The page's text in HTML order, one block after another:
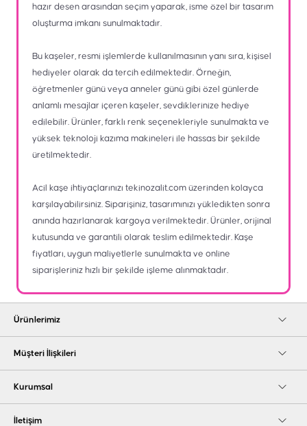
hazır desen arasından seçim yaparak, isme özel bir tasarım
oluşturma imkanı sunulmaktadır.
Bu kaşeler, resmi işlemlerde kullanılmasının yanı sıra, kişisel
hediyeler olarak da tercih edilmektedir. Örneğin,
öğretmenler günü veya anneler günü gibi özel günlerde
anlamlı mesajlar içeren kaşeler, sevdiklerinize hediye
edilebilir. Ürünler, farklı renk seçenekleriyle sunulmakta ve
yüksek teknoloji kazıma makineleri ile hassas bir şekilde
üretilmektedir.
Acil kaşe ihtiyaçlarınızı tekinozalit.com üzerinden kolayca
karşılayabilirsiniz. Siparişiniz, tasarımınızı yükledikten sonra
anında hazırlanarak kargoya verilmektedir. Ürünler, orijinal
kutusunda ve garantili olarak teslim edilmektedir. Kaşe
fiyatları, uygun maliyetlerle sunulmakta ve online
siparişleriniz hızlı bir şekilde işleme alınmaktadır.
Ürünlerimiz
Müşteri İlişkileri
Kurumsal
İletişim